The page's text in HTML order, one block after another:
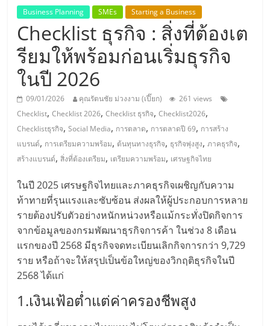
ธุรกิจ
เอ
ส
เอ็
มอี
ไทย,
SMEs,
แฟ
รน
Business Planning SMEs Starting a Business
Checklist ธุรกิจ : สิ่งที่ต้องเต
รียมให้พร้อมก่อนเริ่มธุรกิจ
ในปี 2026
09/01/2026 คุณรัตนชัย ม่วงงาม (เปี๊ยก)
261 views
Checklist,Checklist 2026,Checklist ธุรกิจ,Checklist2026,
Checklistธุรกิจ,Social Media, การตลาด, การตลาดปี 69, การสร้าง
แบรนด์, การเตรียมความพร้อม, ต้นทุนทางธุรกิจ, ธุรกิจพุ่งสูง,ภาคธุรกิจ,
สร้างแบรนด์,สิ่งที่ต้องเตรียม, เตรียมความพร้อม, เศรษฐกิจไทย
ในปี 2025 เศรษฐกิจไทยและภาคธุรกิจเผชิญกับความ
ท้าทายที่รุนแรงและซับซ้อน ส่งผลให้ผู้ประกอบการหลาย
รายต้องปรับตัวอย่างหนักหน่วงหรือแม้กระทั่งปิดกิจการ
จากข้อมูลของกรมพัฒนาธุรกิจการค้า ในช่วง 8 เดือน
แรกของปี 2568 มีธุรกิจจดทะเบียนเลิกกิจการกว่า 9,729
ราย หรือถ้าจะให้สรุปเป็นข้อใหญ่ของวิกฤติธุรกิจในปี
2568 ได้แก่
1.เงินเฟ้อต่ำแต่ค่าครองชีพสูง